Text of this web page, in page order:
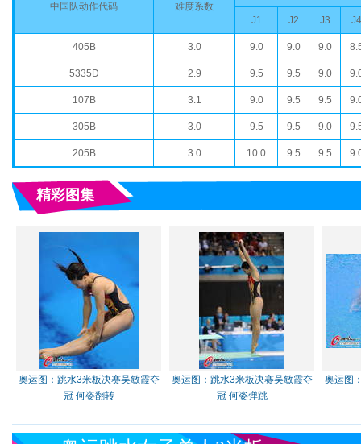
中国队动作代码 难度系数
J1 J2 J3 J4
405B 3.0 9.0 9.0 9.0
5335D 2.9 9.5 9.5 9.0
107B 3.1 9.0 9.5 9.5
305B 3.0 9.5 9.5 9.0
205B 3.0 10.0 9.5 9.5
精彩图集
奥运图：跳水3米板决赛吴敏霞夺
冠 何姿翻转
奥运图：跳水3米板决赛吴敏霞夺
冠 何姿弹跳
奥运图